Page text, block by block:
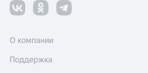
О компании
Поддержка